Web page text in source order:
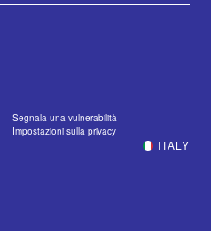
Segnala una vulnerabilità
Impostazioni sulla privacy
ITALY